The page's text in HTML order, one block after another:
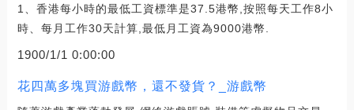
1、香港每小時的最低工資標準是37.5港幣,按照每天工作8小
時、每月工作30天計算,最低月工資為9000港幣.
1900/1/1 0:00:00
花四萬多塊買游戲幣，還不發貨？_游戲幣